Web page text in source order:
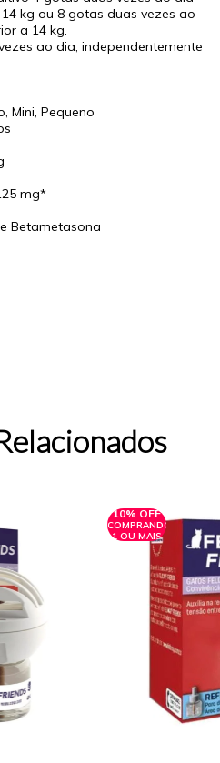
kg ou 8 gotas duas vezes ao
a 14 kg.
ao dia, independentemente
Mini, Pequeno
mg*
Betametasona
10% OFF
COMPRANDO
1 OU MAIS